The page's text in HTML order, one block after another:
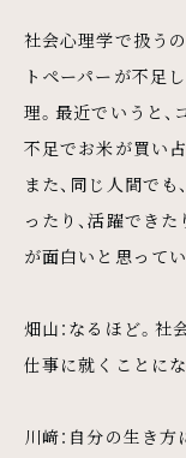
社会心理学で扱う
トペーパーが不足
理。最近でいうと
不足でお米が買い
また、同じ人間でも
ったり、活躍でき
が面白いと思ってい
畑山：なるほど。
仕事に就くことに
川﨑：自分の生き